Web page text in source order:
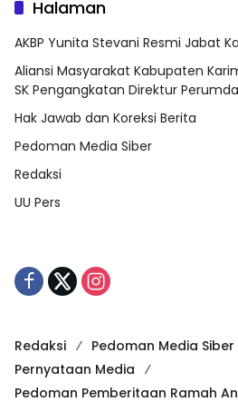
Halaman
AKBP Yunita Stevani Resmi Jabat
Aliansi Masyarakat Kabupaten
SK Pengangkatan Direktur
Hak Jawab dan Koreksi Berita
Pedoman Media Siber
Redaksi
UU Pers
Redaksi
Pedoman Media Siber
Pernyataan Media
Pedoman Pemberitaan Ramah